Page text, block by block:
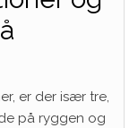
er der især tre,
på ryggen og